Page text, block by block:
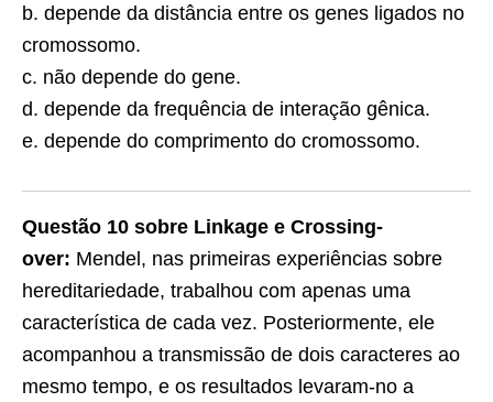
b. depende da distância entre os genes ligados no
cromossomo.
c. não depende do gene.
d. depende da frequência de interação gênica.
e. depende do comprimento do cromossomo.
Questão 10 sobre Linkage e Crossing-
over: Mendel, nas primeiras experiências sobre
hereditariedade, trabalhou com ape­nas uma
característica de cada vez. Pos­teriormente, ele
acompanhou a transmis­são de dois caracteres ao
mesmo tempo, e os resultados levaram-no a